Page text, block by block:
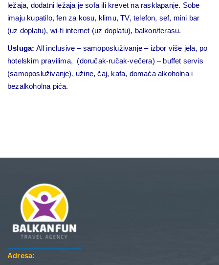
ležaja, dodatni ležaja je sofa ili krevet na rasklapanje. Sobe
imaju kupatilo, fen za kosu, klimu, TV, telefon, sef, mini bar
(uz doplatu), wi-fi internet (uz doplatu), balkon/terasu.
Usluga: All inclusive – samoposluživanje – izbor više jela, po
hotelskim pravilima, (doručak-ručak-večera) – buffet servis
(samoposluživanje), užine, čaj, kafa, domaća alkoholna i
bezalkoholna pića.
Adresa: